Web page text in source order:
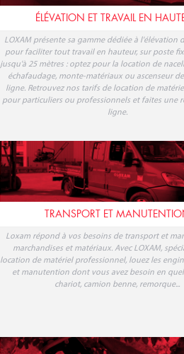
ÉLÉVATION ET TRAVAIL EN
LOXAM présente sa gamme dédiée à l'élévation
pour faciliter tout travail en hauteur, sur poste
jusqu'à 25 mètres : optez pour la location de
échafaudage, monte-matériaux ou ascenseur
ligne. Retrouvez nos tarifs de location de
pour particuliers ou professionnels et faites une
ligne.
TRANSPORT ET
Loxam répond à vos besoins de transport et
marchandises et matériaux. Avec LOXAM,
location de matériel professionnel, louez les
et manutention dont vous avez besoin en
chariot, camion benne, remorque...